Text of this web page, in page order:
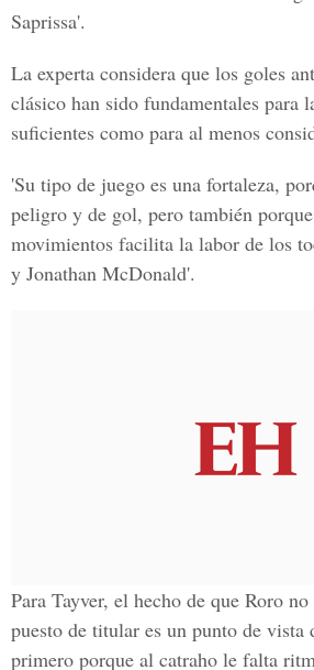
Saprissa'.
La experta considera que los goles
clásico han sido fundamentales para
suficientes como para al menos
'Su tipo de juego es una fortaleza,
peligro y de gol, pero también
movimientos facilita la labor de los
y Jonathan McDonald'.
Para Tayver, el hecho de que Roro
puesto de titular es un punto de vista
primero porque al catraho le falta